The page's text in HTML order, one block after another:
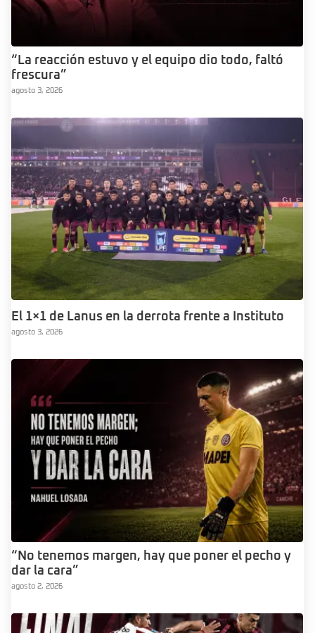
“La reacción estuvo y el equipo dio todo, faltó
frescura”
agosto 3, 2026
El 1×1 de Lanus en la derrota frente a Instituto
agosto 3, 2026
“No tenemos margen, hay que poner el pecho y
dar la cara”
agosto 2, 2026